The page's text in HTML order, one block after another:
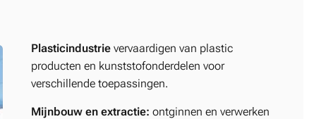
Plasticindustrievervaardigen van plastic
producten en kunststofonderdelen voor
verschillende toepassingen.
Mijnbouw en extractie:ontginnen en verwerken